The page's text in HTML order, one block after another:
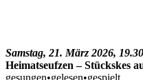
Samstag, 21. März 2026,
Heimatseufzen – Stückskes
gesungen•gelesen•gespielt